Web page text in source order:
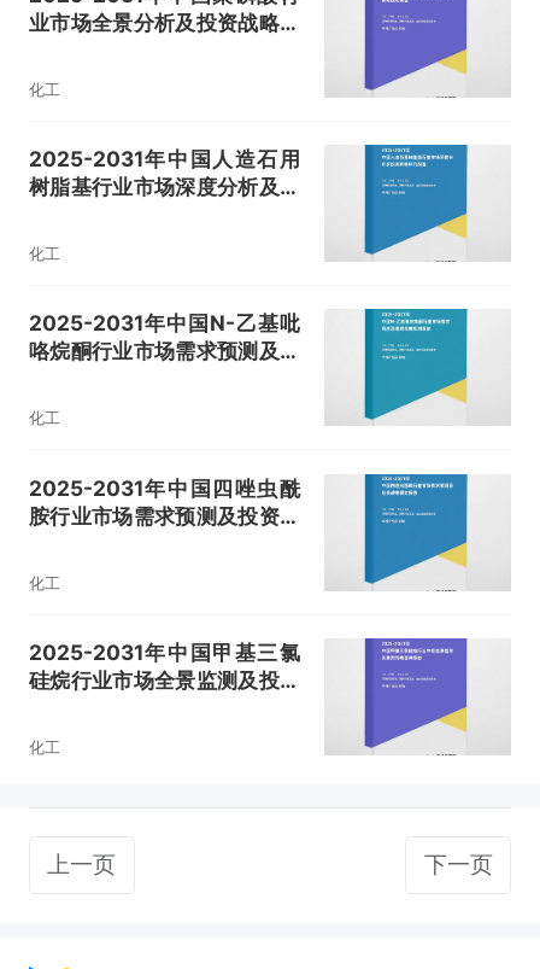
业市场全景分析及投资战略规
化工
2025-2031年中国人造石用
树脂基行业市场深度分析及投
化工
2025-2031年中国N-乙基吡
咯烷酮行业市场需求预测及投
化工
2025-2031年中国四唑虫酰
胺行业市场需求预测及投资战
化工
2025-2031年中国甲基三氯
硅烷行业市场全景监测及投资
化工
上一页 下一页